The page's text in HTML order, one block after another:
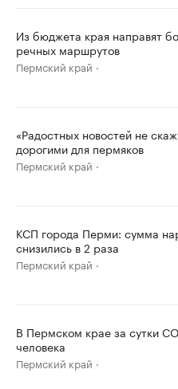
Из бюджета края направят
речных маршрутов
Пермский край
«Радостных новостей не
дорогими для пермяков
Пермский край
КСП города Перми: сумма
снизились в 2 раза
Пермский край
В Пермском крае за сутки
человека
Пермский край